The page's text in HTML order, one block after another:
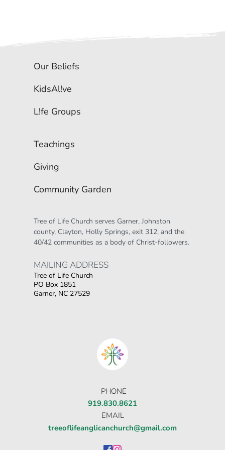
Our Beliefs
KidsAl!ve
L!fe Groups
Teachings
Giving
Community Garden
Tree of Life Church serves Garner, Johnston
county, Clayton, Holly Springs, exit 312, and the
40/42 communities as a body of Christ-followers.
MAILING ADDRESS
Tree of Life Church
PO Box 1851
Garner, NC 27529
δυνατότητα για αμέτρητες επιλογές σε
PHONE
919.830.8621
EMAIL
treeoflifeanglicanchurch@gmail.com